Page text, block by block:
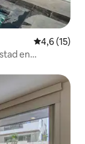
4,6 (15)
en